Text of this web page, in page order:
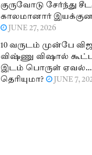
குருவோடு சேர்ந்து
காலமானார்
JUNE 27, 2026
10 வருடம் முன்பே
விஷ்ணு விஷால்
இடம் பொருள் ஏவல்…
தெரியுமா?
JUNE 7,